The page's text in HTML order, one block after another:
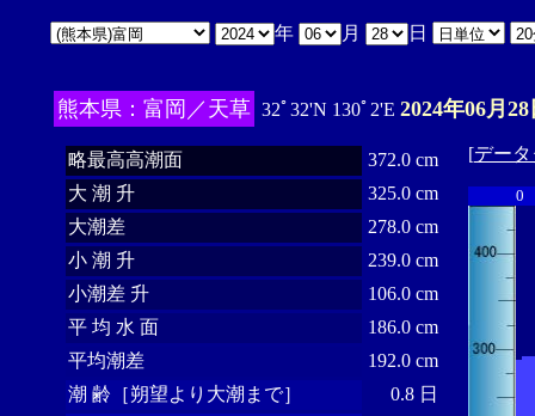
年 月 日
熊本県：富岡／天草 32ﾟ32'N 130ﾟ2'E 2024年06月
略最高高潮面
372.0 cm
大 潮 升
325.0 cm
大潮差
278.0 cm
小 潮 升
239.0 cm
小潮差 升
106.0 cm
平 均 水 面
186.0 cm
平均潮差
192.0 cm
潮 齢［朔望より大潮まで］
0.8 日
[デー
0